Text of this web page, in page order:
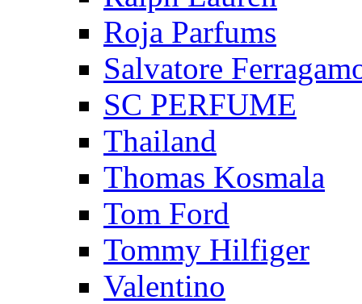
Roja Parfums
Salvatore
SC PERFUME
Thailand
Thomas Kosmala
Tom Ford
Tommy Hilfiger
Valentino